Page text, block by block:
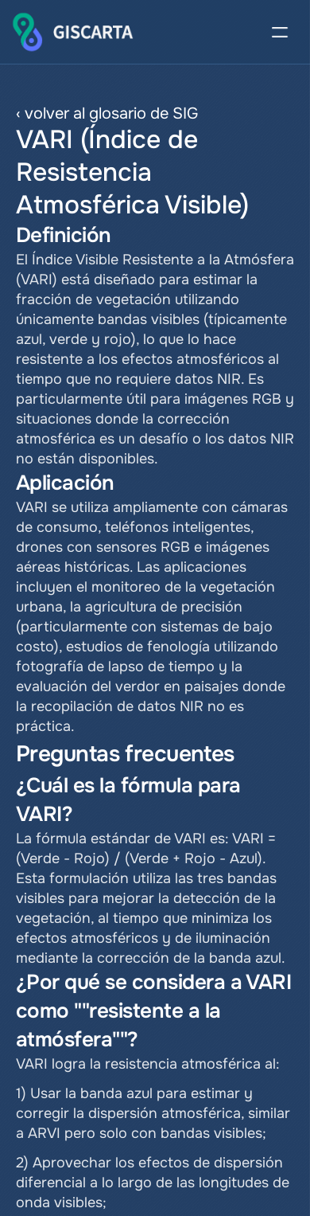
‹ volver al glosario de SIG
VARI (Índice de
Resistencia
Atmosférica Visible)
Definición
El Índice Visible Resistente a la Atmósfera
(VARI) está diseñado para estimar la
fracción de vegetación utilizando
únicamente bandas visibles (típicamente
azul, verde y rojo), lo que lo hace
resistente a los efectos atmosféricos al
tiempo que no requiere datos NIR. Es
particularmente útil para imágenes RGB y
situaciones donde la corrección
atmosférica es un desafío o los datos NIR
no están disponibles.
Aplicación
VARI se utiliza ampliamente con cámaras
de consumo, teléfonos inteligentes,
drones con sensores RGB e imágenes
aéreas históricas. Las aplicaciones
incluyen el monitoreo de la vegetación
urbana, la agricultura de precisión
(particularmente con sistemas de bajo
costo), estudios de fenología utilizando
fotografía de lapso de tiempo y la
evaluación del verdor en paisajes donde
la recopilación de datos NIR no es
práctica.
Preguntas frecuentes
¿Cuál es la fórmula para
VARI?
La fórmula estándar de VARI es: VARI =
(Verde - Rojo) / (Verde + Rojo - Azul).
Esta formulación utiliza las tres bandas
visibles para mejorar la detección de la
vegetación, al tiempo que minimiza los
efectos atmosféricos y de iluminación
mediante la corrección de la banda azul.
¿Por qué se considera a VARI
como ""resistente a la
atmósfera""?
VARI logra la resistencia atmosférica al:
1) Usar la banda azul para estimar y
corregir la dispersión atmosférica, similar
a ARVI pero solo con bandas visibles;
2) Aprovechar los efectos de dispersión
diferencial a lo largo de las longitudes de
onda visibles;